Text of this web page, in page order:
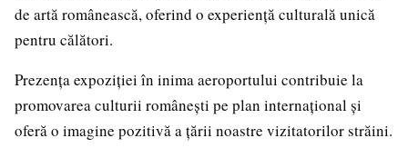
de artă românească, oferind o experiență culturală unică
pentru călători.
Prezența expoziției în inima aeroportului contribuie la
promovarea culturii românești pe plan internațional și
oferă o imagine pozitivă a țării noastre vizitatorilor străini.